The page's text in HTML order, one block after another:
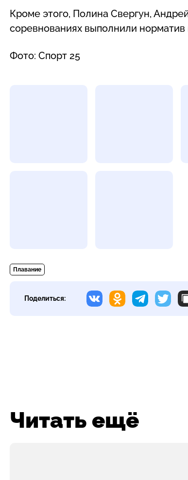
Кроме этого, Полина Свергун,
соревнованиях выполнили
Фото: Спорт 25
Плавание
Поделиться:
Читать ещё